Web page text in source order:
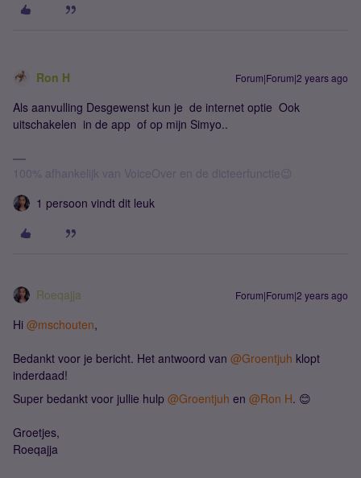
Ron H Forum|Forum|2 years ago
Als aanvulling Desgewenst kun je de internet optie Ook
uitschakelen in de app of op mijn Simyo..
100% afhankelijk van VoiceOver en de dicteerfunctie😉
1 persoon vindt dit leuk
Roeqajja Forum|Forum|2 years ago
Hi @mschouten,
Bedankt voor je bericht. Het antwoord van @Groentjuh klopt
inderdaad!
Super bedankt voor jullie hulp @Groentjuh en @Ron H. 😊
Groetjes,
Roeqajja